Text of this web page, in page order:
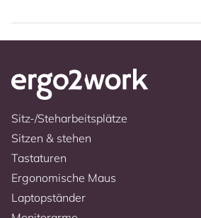
Sitz-/Steharbeitsplätze
Sitzen & stehen
Tastaturen
Ergonomische Maus
Laptopständer